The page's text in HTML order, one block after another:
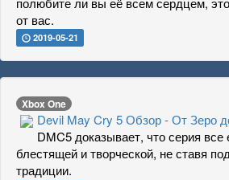
от вас.
2019-05-21
Xbox One
Devil May Cry 5 Обзор - От Зеро
DMC5 доказывает, что серия
блестящей и творческой, не ставя
традиции.